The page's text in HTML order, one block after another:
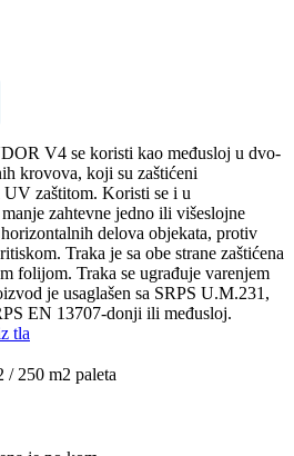
V4 se koristi kao međusloj u dvo-
krovova, koji su zaštićeni
zaštitom. Koristi se i u
zahtevne jedno ili višeslojne
delova objekata, protiv
Traka je sa obe strane zaštićena
folijom. Traka se ugrađuje varenjem
je usaglašen sa SRPS U.M.231,
EN 13707-donji ili međusloj.
tla
/ 250 m2 paleta